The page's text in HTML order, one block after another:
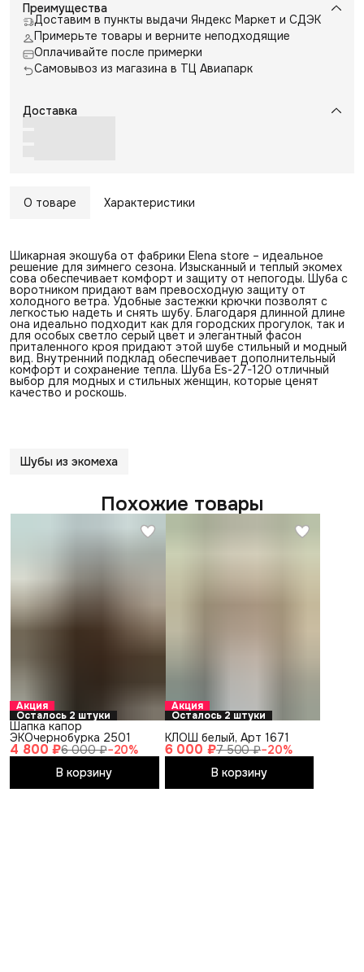
Преимущества
Доставим в пункты выдачи Яндекс Маркет и СДЭК
Примерьте товары и верните неподходящие
Оплачивайте после примерки
Самовывоз из магазина в ТЦ Авиапарк
Доставка
О товаре Характеристики
Шикарная экошуба от фабрики Elena store – идеальное
решение для зимнего сезона. Изысканный и теплый экомех
сова обеспечивает комфорт и защиту от непогоды. Шуба с
воротником придают вам превосходную защиту от
холодного ветра. Удобные застежки крючки позволят с
легкостью надеть и снять шубу. Благодаря длинной длине
она идеально подходит как для городских прогулок, так и
для особых светло серый цвет и элегантный фасон
приталенного кроя придают этой шубе стильный и модный
вид. Внутренний подклад обеспечивает дополнительный
комфорт и сохранение тепла. Шуба Es-27-120 отличный
выбор для модных и стильных женщин, которые ценят
качество и роскошь.
Шубы из экомеха
Похожие товары
Акция
Осталось 2 штуки
4 800 ₽6 000 ₽−20%
Шапка капор
ЭКОчернобурка 2501
В корзину
Акция
Осталось 2 штуки
6 000 ₽7 500 ₽−20%
КЛОШ белый, Арт 1671
В корзину